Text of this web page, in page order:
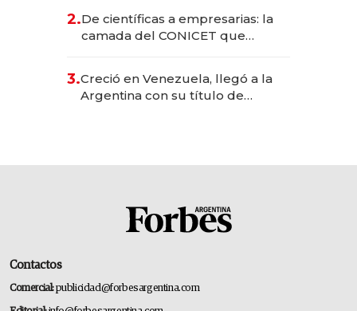
2.De científicas a empresarias: la
camada del CONICET que
3.Creció en Venezuela, llegó a la
Argentina con su título de
Contactos
Comercial:publicidad@forbesargentina.com